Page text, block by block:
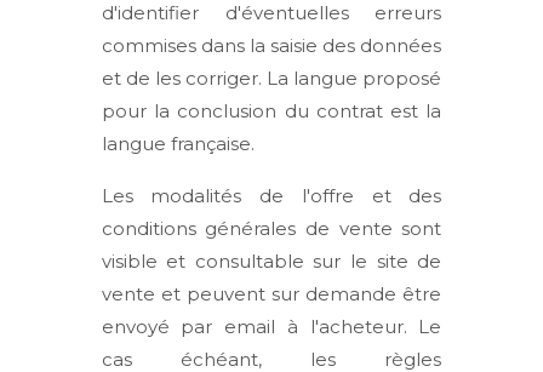
d'identifier d'éventuelles erreurs
commises dans la saisie des données
et de les corriger. La langue proposé
pour la conclusion du contrat est la
langue française.
Les modalités de l'offre et des
conditions générales de vente sont
visible et consultable sur le site de
vente et peuvent sur demande être
envoyé par email à l'acheteur. Le
cas échéant, les règles